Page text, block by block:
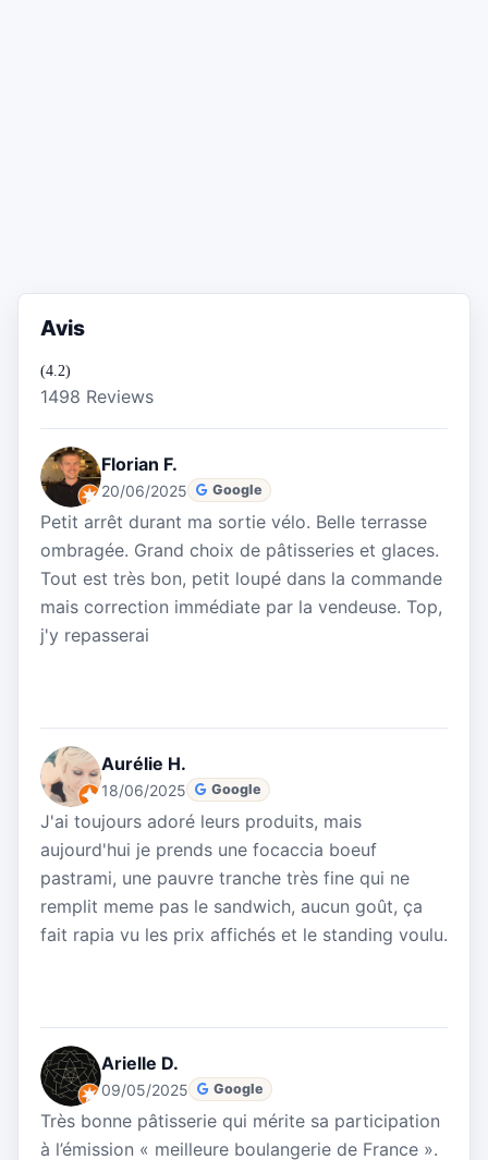
Avis
(4.2)
1498 Reviews
Florian F.
20/06/2025 Google
Petit arrêt durant ma sortie vélo. Belle terrasse
ombragée. Grand choix de pâtisseries et glaces.
Tout est très bon, petit loupé dans la commande
mais correction immédiate par la vendeuse. Top,
j'y repasserai
Aurélie H.
18/06/2025 Google
J'ai toujours adoré leurs produits, mais
aujourd'hui je prends une focaccia boeuf
pastrami, une pauvre tranche très fine qui ne
remplit meme pas le sandwich, aucun goût, ça
fait rapia vu les prix affichés et le standing voulu.
Arielle D.
09/05/2025 Google
Très bonne pâtisserie qui mérite sa participation
à l’émission « meilleure boulangerie de France ».